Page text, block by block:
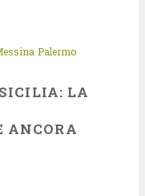
Palermo
LA
ANCORA